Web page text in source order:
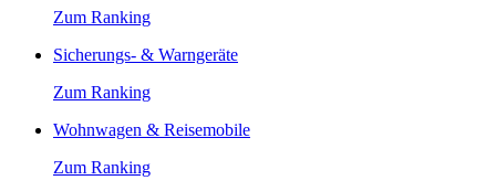
Zum Ranking
Sicherungs- & Warngeräte
Zum Ranking
Wohnwagen & Reisemobile
Zum Ranking